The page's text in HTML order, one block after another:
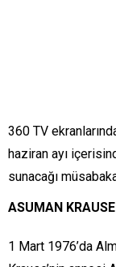
360 TV
haziran ayı
sunacağı
ASUMAN
1 Mart 1976’da